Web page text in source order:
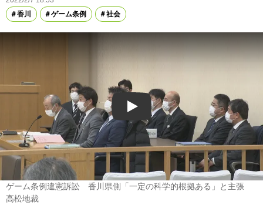
香川
ゲーム条例 社会
Play
ゲーム条例違憲訴訟 香川県側「一定の科学的根拠ある」と主張
高松地裁